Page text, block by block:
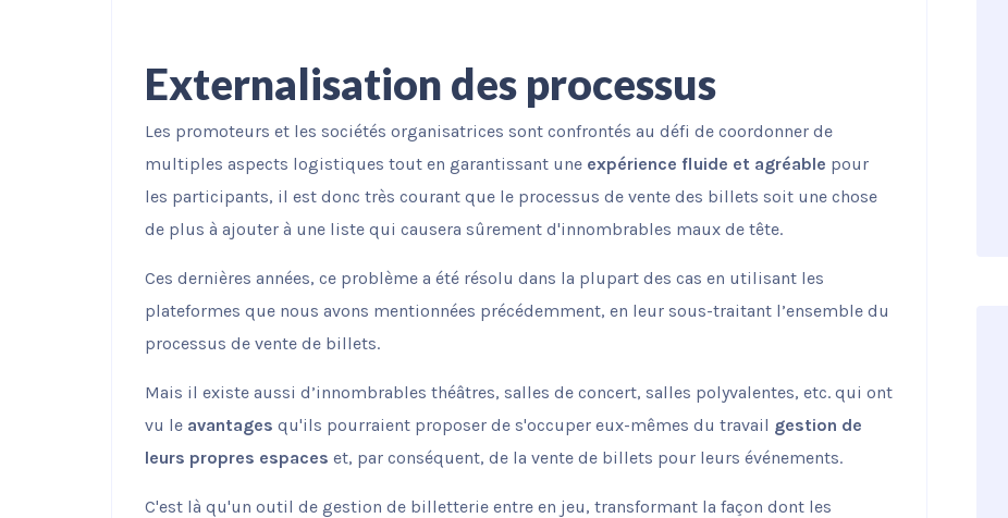
Externalisation des processus
Les promoteurs et les sociétés organisatrices sont confrontés au défi de coordonner de
multiples aspects logistiques tout en garantissant une expérience fluide et agréable pour
les participants, il est donc très courant que le processus de vente des billets soit une chose
de plus à ajouter à une liste qui causera sûrement d'innombrables maux de tête.
Ces dernières années, ce problème a été résolu dans la plupart des cas en utilisant les
plateformes que nous avons mentionnées précédemment, en leur sous-traitant l’ensemble du
processus de vente de billets.
Mais il existe aussi d’innombrables théâtres, salles de concert, salles polyvalentes, etc. qui ont
vu le avantages qu'ils pourraient proposer de s'occuper eux-mêmes du travail gestion de
leurs propres espaces et, par conséquent, de la vente de billets pour leurs événements.
C'est là qu'un outil de gestion de billetterie entre en jeu, transformant la façon dont les
Commercialisation
lorsque vous visitez
chances de voir du